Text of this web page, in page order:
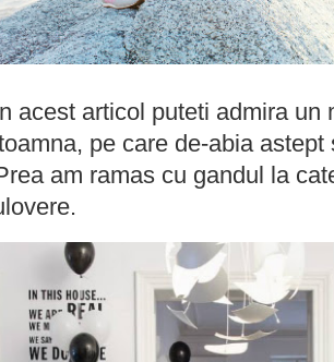
acest articol puteti admira un
pe care de-abia astept
am ramas cu gandul la